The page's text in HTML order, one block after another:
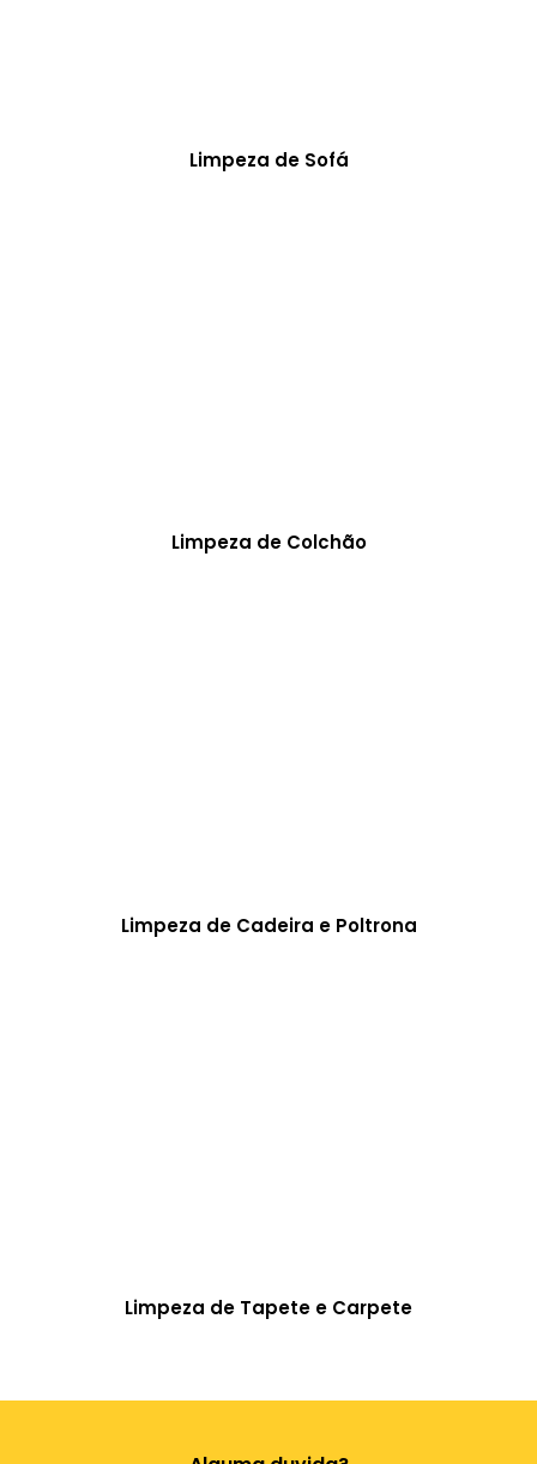
Limpeza de Sofá
Limpeza de Colchão
Limpeza de Cadeira e Poltrona
Limpeza de Tapete e Carpete